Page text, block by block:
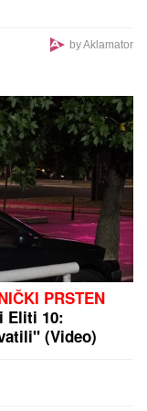
RUKA
u kolima:
zašto je
budem kao
- zaradio